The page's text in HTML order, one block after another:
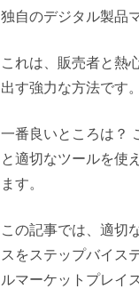
独自のデジタル製品
これは、販売者と熱
出す強力な方法です。
一番良いところは？
と適切なツールを使
ます。
この記事では、適切
スをステップバイス
ルマーケットプレイ